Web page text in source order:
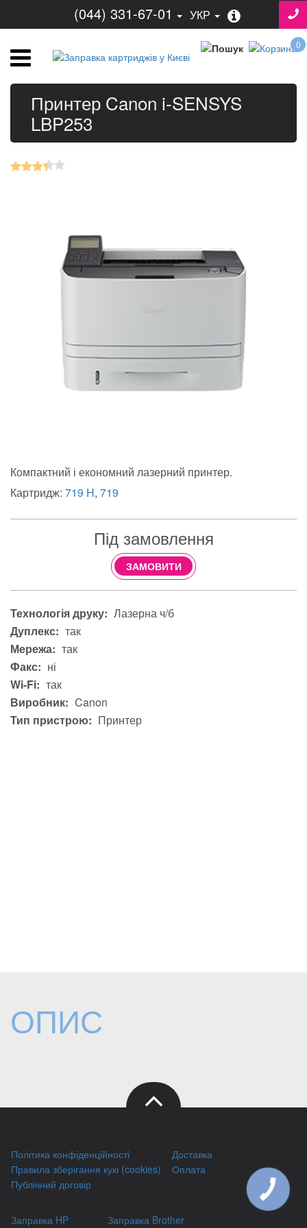
(044) 331-67-01 УКР
0
Принтер Canon i-SENSYS
LBP253
Компактний і економний лазерний принтер.
Картридж: 719 H, 719
Під замовлення
ЗАМОВИТИ
Технологія друку: Лазерна ч/б
Дуплекс: так
Мережа: так
Факс: ні
Wi-Fi: так
Виробник: Canon
Тип пристрою: Принтер
ОПИС
Політика конфіденційності
Правила зберігання кукі (cookies)
Публічний договір
Доставка
Оплата
Заправка HP
Заправка Brother
КНОПКА
ЗВ'ЯЗКУ